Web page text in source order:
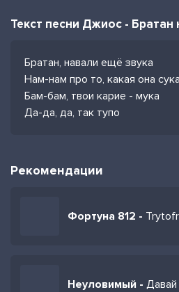
Текст песни Джиос - Братан
Братан, навали ещё звука
Нам-нам про то, какая она сука
Бам-бам, твои карие - мука
Да-да, да, так тупо
Рекомендации
Фортуна 812 -
Неуловимый - Давай